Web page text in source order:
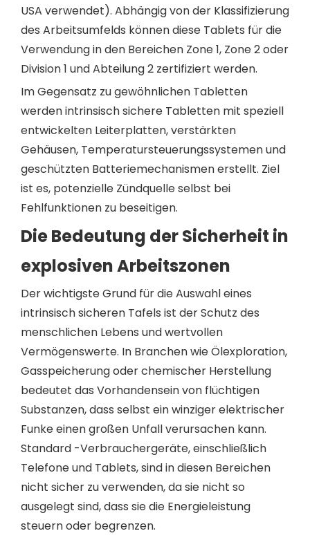
USA verwendet). Abhängig von der Klassifizierung
des Arbeitsumfelds können diese Tablets für die
Verwendung in den Bereichen Zone 1, Zone 2 oder
Division 1 und Abteilung 2 zertifiziert werden.
Im Gegensatz zu gewöhnlichen Tabletten
werden intrinsisch sichere Tabletten mit speziell
entwickelten Leiterplatten, verstärkten
Gehäusen, Temperatursteuerungssystemen und
geschützten Batteriemechanismen erstellt. Ziel
ist es, potenzielle Zündquelle selbst bei
Fehlfunktionen zu beseitigen.
Die Bedeutung der Sicherheit in
explosiven Arbeitszonen
Der wichtigste Grund für die Auswahl eines
intrinsisch sicheren Tafels ist der Schutz des
menschlichen Lebens und wertvollen
Vermögenswerte. In Branchen wie Ölexploration,
Gasspeicherung oder chemischer Herstellung
bedeutet das Vorhandensein von flüchtigen
Substanzen, dass selbst ein winziger elektrischer
Funke einen großen Unfall verursachen kann.
Standard -Verbrauchergeräte, einschließlich
Telefone und Tablets, sind in diesen Bereichen
nicht sicher zu verwenden, da sie nicht so
ausgelegt sind, dass sie die Energieleistung
steuern oder begrenzen.